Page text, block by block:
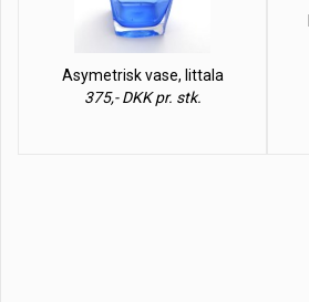
Asymetrisk vase, Iittala
375,- DKK pr. stk.